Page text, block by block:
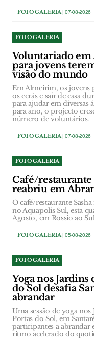
FOTO GALERIA | 07-08-2026
FOTO GALERIA
Voluntariado
para jovens
visão do mundo
Em Almeirim, os jovens
os ecrãs e sair de casa
para ajudar em diversas
para ano, o projecto
número de voluntários.
FOTO GALERIA | 07-08-2026
FOTO GALERIA
Café/restaurante
reabriu em
O café/restaurante
no Aquapolis Sul, esta
Agosto, em Rossio ao
FOTO GALERIA | 05-08-2026
FOTO GALERIA
Yoga nos Jardins
do Sol desafia
abrandar
Uma sessão de yoga nos
Portas do Sol, em
participantes a abrandar
ritmo acelerado do